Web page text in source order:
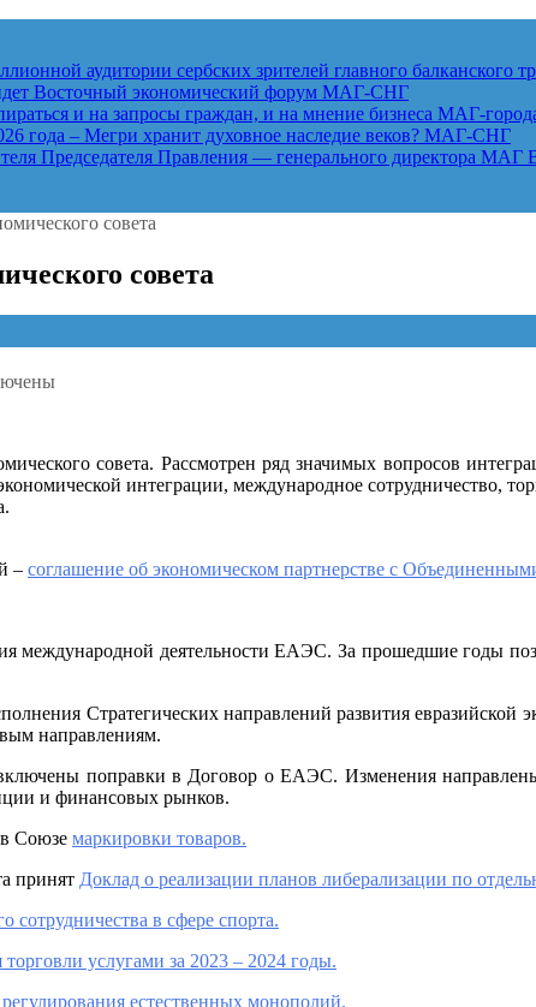
аудитории сербских зрителей главного балканского
Восточный экономический форум МАГ-СНГ
и на запросы граждан, и на мнение бизнеса МАГ-
года – Мегри хранит духовное наследие веков? МАГ-СНГ
Правления — генерального директора МАГ
совета
совета
совета. Рассмотрен ряд значимых вопросов
интеграции, международное сотрудничество,
– соглашение об экономическом партнерстве с
международной деятельности ЕАЭС. За прошедшие годы
Стратегических направлений развития евразийской
направлениям.
поправки в Договор о ЕАЭС. Изменения направлены
и финансовых рынков.
Союзе маркировки товаров.
принят Доклад о реализации планов либерализации по
сотрудничества в сфере спорта.
услугами за 2023 – 2024 годы.
естественных монополий.